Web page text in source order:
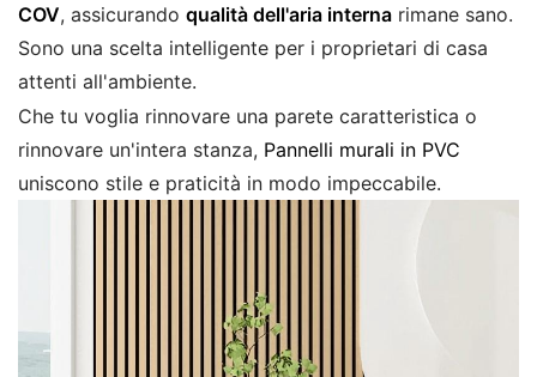
COV, assicurando qualità dell'aria interna rimane sano.
Sono una scelta intelligente per i proprietari di casa
attenti all'ambiente.
Che tu voglia rinnovare una parete caratteristica o
rinnovare un'intera stanza, Pannelli murali in PVC
uniscono stile e praticità in modo impeccabile.